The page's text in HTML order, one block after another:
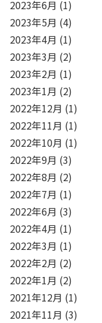
2023年6月 (1)
2023年5月 (4)
2023年4月 (1)
2023年3月 (2)
2023年2月 (1)
2023年1月 (2)
2022年12月 (1)
2022年11月 (1)
2022年10月 (1)
2022年9月 (3)
2022年8月 (2)
2022年7月 (1)
2022年6月 (3)
2022年4月 (1)
2022年3月 (1)
2022年2月 (2)
2022年1月 (2)
2021年12月 (1)
2021年11月 (3)